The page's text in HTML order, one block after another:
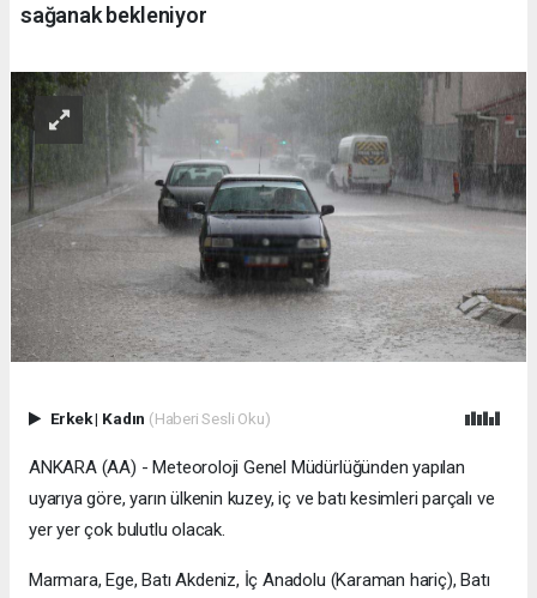
sağanak bekleniyor
Erkek| Kadın (Haberi Sesli Oku)
ANKARA (AA) - Meteoroloji Genel Müdürlüğünden yapılan
uyarıya göre, yarın ülkenin kuzey, iç ve batı kesimleri parçalı ve
yer yer çok bulutlu olacak.
Marmara, Ege, Batı Akdeniz, İç Anadolu (Karaman hariç), Batı